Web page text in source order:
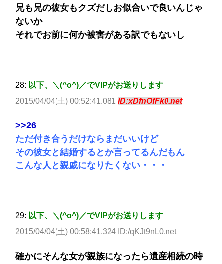
兄も兄の彼女もクズだしお似合いで良いんじゃ
ないか
それでお前に何か被害がある訳でもないし
28: 以下、＼(^o^)／でVIPがお送りします
2015/04/04(土) 00:52:41.081 ID:xDfnOfFk0.net
>>26
ただ付き合うだけならまだいいけど
その彼女と結婚するとか言ってるんだもん
こんな人と親戚になりたくない・・・
29: 以下、＼(^o^)／でVIPがお送りします
2015/04/04(土) 00:58:41.324 ID:/qKJt9nL0.net
確かにそんな女が親族になったら遺産相続の時